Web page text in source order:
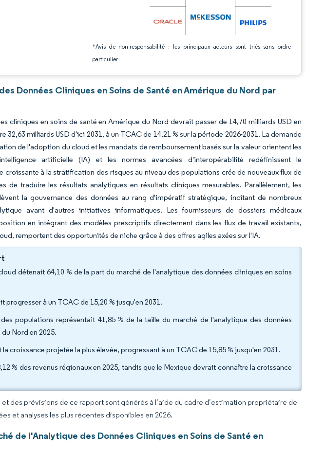
*Avis de non-responsabilité : les principaux acteurs sont triés sans ordre
particulier
Données Cliniques en Soins de Santé en Amérique du Nord par
cliniques en soins de santé en Amérique du Nord devrait passer de 14,70 milliards USD en
32,63 milliards USD d'ici 2031, à un TCAC de 14,21 % sur la période 2026-2031. La demande
de l'adoption du cloud et les mandats de remboursement basés sur la valeur orientent les
artificielle (IA) et les normes avancées d'interopérabilité redéfinissent le
à la stratification des risques au niveau des populations crée de nouveaux flux de
de traduire les résultats analytiques en résultats cliniques mesurables. Parallèlement, les
la gouvernance des données au rang d'impératif stratégique, incitant de nombreux
avant d'autres initiatives informatiques. Les fournisseurs de dossiers médicaux
en intégrant des modèles prescriptifs directement dans les flux de travail existants,
remportent des opportunités de niche grâce à des offres agiles axées sur l'IA.
détenait 64,10 % de la part du marché de l'analytique des données cliniques en soins
à un TCAC de 15,20 % jusqu'en 2031.
populations représentait 41,85 % de la taille du marché de l'analytique des données
Nord en 2025.
croissance projetée la plus élevée, progressant à un TCAC de 15,85 % jusqu'en 2031.
% des revenus régionaux en 2025, tandis que le Mexique devrait connaître la croissance
des prévisions de ce rapport sont générés à l’aide du cadre d’estimation propriétaire de
et analyses les plus récentes disponibles en 2026.
de l'Analytique des Données Cliniques en Soins de Santé en